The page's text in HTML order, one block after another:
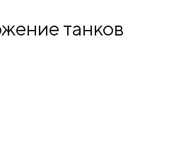
танков